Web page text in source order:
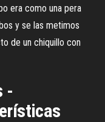
era como una pera
y se las metimos
de un chiquillo con
-